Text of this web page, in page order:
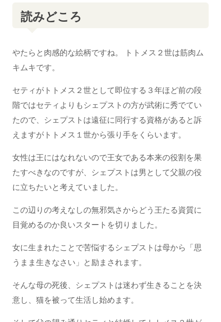
読みどころ
やたらと肉感的な絵柄ですね。 トトメス２世は筋肉ム
キムキです。
セティがトトメス２世として即位する３年ほど前の段
階ではセティよりもシェプストの方が武術に秀でてい
たので、シェプストは遠征に同行する資格があると訴
えますがトトメス１世から張り手をくらいます。
女性は王にはなれないので王女である本来の役割を果
たすべきなのですが、シェプストは男として父親の役
に立ちたいと考えていました。
この辺りの考えなしの無邪気さからどう王たる資質に
目覚めるのか良いスタートを切りました。
女に生まれたことで苦悩するシェプストは母から「思
うまま生きなさい」と励まされます。
そんな母の死後、シェプストは迷わず生きることを決
意し、猫を被って生活し始めます。